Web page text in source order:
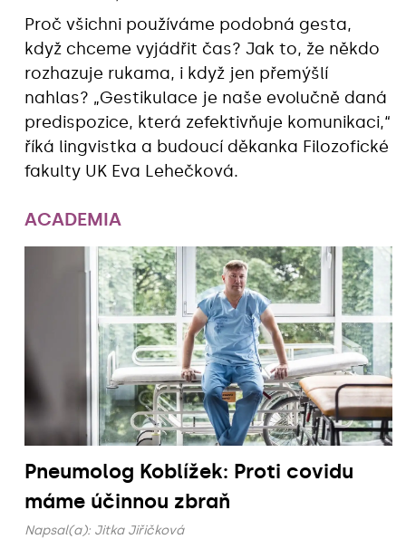
Proč všichni používáme podobná gesta,
když chceme vyjádřit čas? Jak to, že někdo
rozhazuje rukama, i když jen přemýšlí
nahlas? „Gestikulace je naše evolučně daná
predispozice, která zefektivňuje komunikaci,“
říká lingvistka a budoucí děkanka Filozofické
fakulty UK Eva Lehečková.
ACADEMIA
Pneumolog Koblížek: Proti covidu
máme účinnou zbraň
Napsal(a): Jitka Jiřičková